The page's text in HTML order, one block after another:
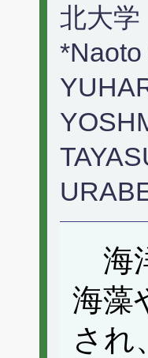
北大学
*Naoto
海
海藻
され